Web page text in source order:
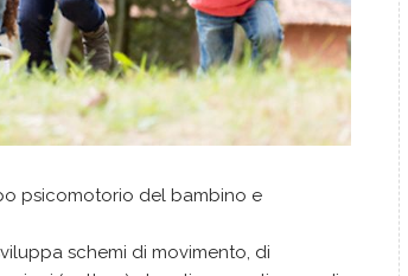
psicomotorio del bambino e
schemi di movimento, di